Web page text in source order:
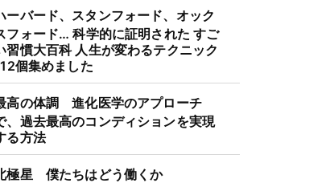
ーバード、スタンフォード、オック
フォード… 科学的に証明された すご
習慣大百科 人生が変わるテクニック
個集めました
高の体調 進化医学のアプローチ
、過去最高のコンディションを実現
る方法
極星 僕たちはどう働くか